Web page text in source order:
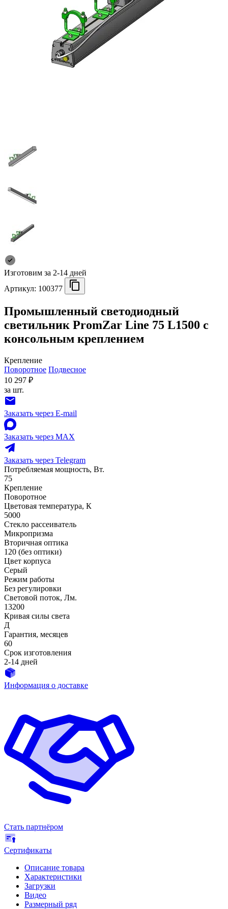
Изготовим за 2-14 дней
Артикул: 100377
Промышленный светодиодный
светильник PromZar Line 75 L1500 с
консольным креплением
Крепление
Поворотное Подвесное
10 297 ₽
за шт.
Заказать через E-mail
Заказать через MAX
Заказать через Telegram
Потребляемая мощность, Вт.
75
Крепление
Поворотное
Цветовая температура, К
5000
Стекло рассеиватель
Микропризма
Вторичная оптика
120 (без оптики)
Цвет корпуса
Серый
Режим работы
Без регулировки
Световой поток, Лм.
13200
Кривая силы света
Д
Гарантия, месяцев
60
Срок изготовления
2-14 дней
Информация о доставке
Стать партнёром
Сертификаты
Описание товара
Характеристики
Загрузки
Видео
Размерный ряд